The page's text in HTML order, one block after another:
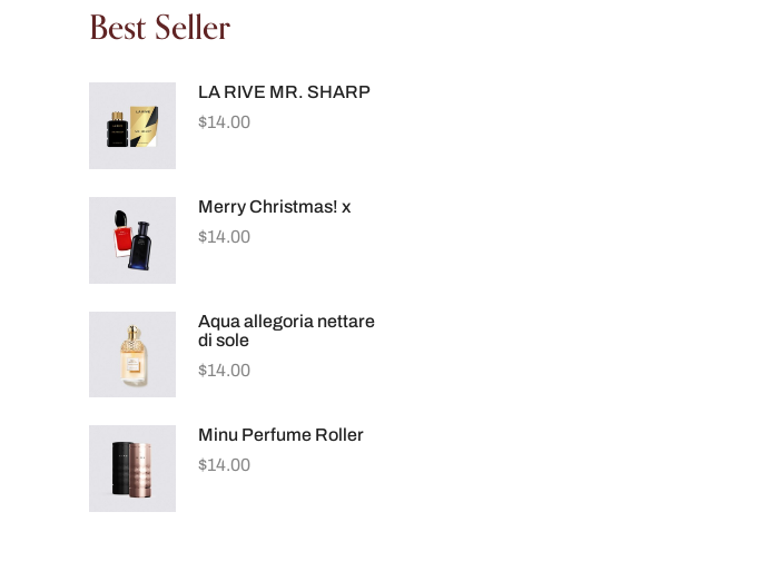
Best Seller
LA RIVE MR. SHARP
$14.00
Merry Christmas! x
$14.00
Aqua allegoria nettare
di sole
$14.00
Minu Perfume Roller
$14.00